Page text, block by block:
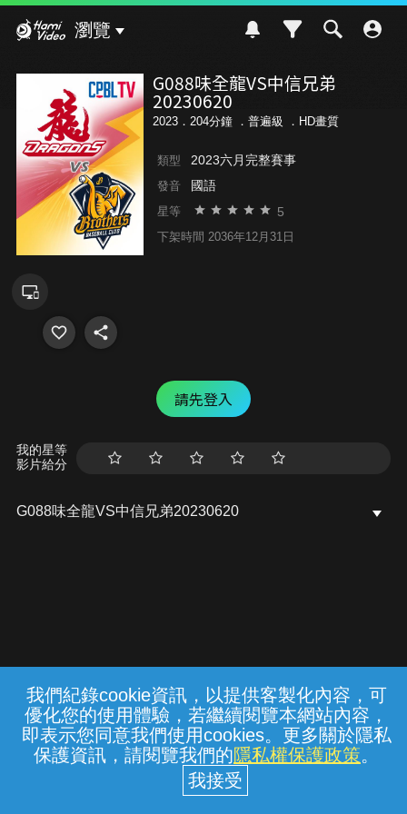
我們紀錄cookie資訊，以提供客製化內容，可
優化您的使用體驗，若繼續閱覽本網站內容，
即表示您同意我們使用cookies。更多關於隱私
保護資訊，請閱覽我們的隱私權保護政策。
瀏覽
G088味全龍VS中信兄弟
20230620
2023．204分鐘 ． 普遍級 ．HD畫質
類型 2023六月完整賽事
發音 國語
星等 5
下架時間 2036年12月31日
請先登入
我的星等
影片給分
G088味全龍VS中信兄弟20230620
常見問題 線上客服 服務條款 隱私權保護
中華電信股份有限公司個人家庭分公司
(統一編號：96979949) © 2026
{{notifyMsg}}